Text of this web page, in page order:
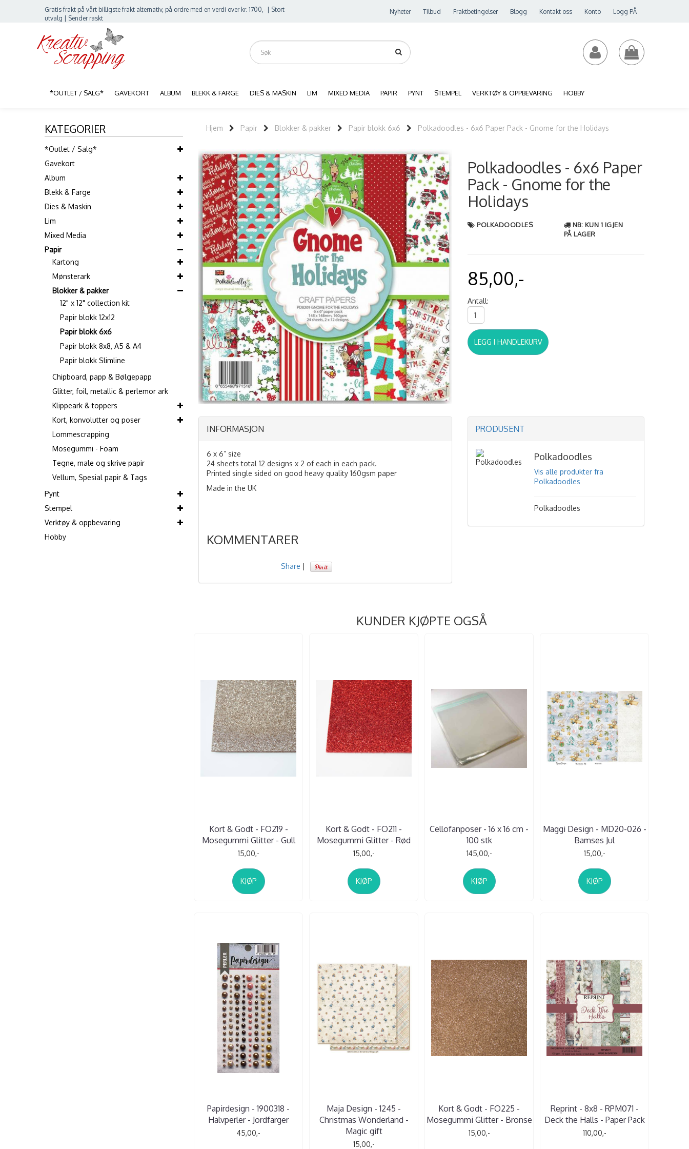
Gratis frakt på vårt billigste frakt alternativ, på ordre med en verdi over kr. 1700,- | Stort
utvalg | Sender raskt
Nyheter Tilbud Fraktbetingelser Blogg Kontakt oss Konto Logg PÅ
*OUTLET / SALG* GAVEKORT ALBUM BLEKK & FARGE DIES & MASKIN LIM MIXED MEDIA PAPIR PYNT STEMPEL VERKTØY & OPPBEVARING HOBBY
KATEGORIER
*Outlet / Salg*
Gavekort
Album
Blekk & Farge
Dies & Maskin
Lim
Mixed Media
Papir
Kartong
Mønsterark
Blokker & pakker
12" x 12" collection kit
Papir blokk 12x12
Papir blokk 6x6
Papir blokk 8x8, A5 & A4
Papir blokk Slimline
Chipboard, papp & Bølgepapp
Glitter, foil, metallic & perlemor ark
Klippeark & toppers
Kort, konvolutter og poser
Lommescrapping
Mosegummi - Foam
Tegne, male og skrive papir
Vellum, Spesial papir & Tags
Pynt
Stempel
Verktøy & oppbevaring
Hobby
Hjem Papir Blokker & pakker Papir blokk 6x6 Polkadoodles - 6x6 Paper Pack - Gnome for the Holidays
Polkadoodles - 6x6 Paper
Pack - Gnome for the
Holidays
POLKADOODLES
NB: KUN 1 IGJEN
PÅ LAGER
85,00,-
Antall:
LEGG I HANDLEKURV
INFORMASJON
6 x 6” size
24 sheets total 12 designs x 2 of each in each pack.
Printed single sided on good heavy quality 160gsm paper
Made in the UK
KOMMENTARER
Share
PRODUSENT
Polkadoodles
Vis alle produkter fra
Polkadoodles
Polkadoodles
KUNDER KJØPTE OGSÅ
Kort & Godt - FO219 -
Mosegummi Glitter - Gull
15,00,-
KJØP
Kort & Godt - FO211 -
Mosegummi Glitter - Rød
15,00,-
KJØP
Cellofanposer - 16 x 16 cm -
100 stk
145,00,-
KJØP
Maggi Design - MD20-026 -
Bamses Jul
15,00,-
KJØP
Papirdesign - 1900318 -
Halvperler - Jordfarger
45,00,-
Maja Design - 1245 -
Christmas Wonderland -
Magic gift
15,00,-
Kort & Godt - FO225 -
Mosegummi Glitter - Bronse
15,00,-
Reprint - 8x8 - RPM071 -
Deck the Halls - Paper Pack
110,00,-